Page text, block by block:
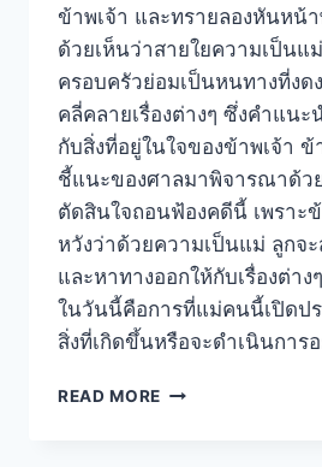
ข้าพเจ้า และทรายลองหันหน้
ด้วยเห็นว่าสายใยความเป็นแ
ครอบครัวย่อมเป็นหนทางที่งด
คลี่คลายเรื่องต่างๆ ซึ่งคำแน
กับสิ่งที่อยู่ในใจของข้าพเจ้า
ชี้แนะของศาลมาพิจารณาด้ว
ตัดสินใจถอนฟ้องคดีนี้ เพราะ
หวังว่าด้วยความเป็นแม่ ลูกจ
และหาทางออกให้กับเรื่องต่า
ในวันนี้คือการที่แม่คนนี้เปิดป
สิ่งที่เกิดขึ้นหรือจะดำเนินการ
READ MORE